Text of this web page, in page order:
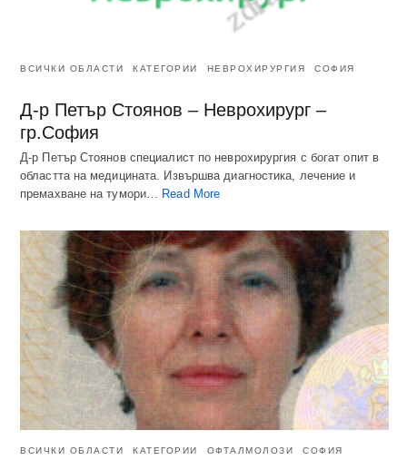
ВСИЧКИ ОБЛАСТИ КАТЕГОРИИ НЕВРОХИРУРГИЯ СОФИЯ
Д-р Петър Стоянов – Неврохирург –
гр.София
Д-р Петър Стоянов специалист по неврохирургия с богат опит в
областта на медицината. Извършва диагностика, лечение и
премахване на тумори…
Read More
ВСИЧКИ ОБЛАСТИ КАТЕГОРИИ ОФТАЛМОЛОЗИ СОФИЯ